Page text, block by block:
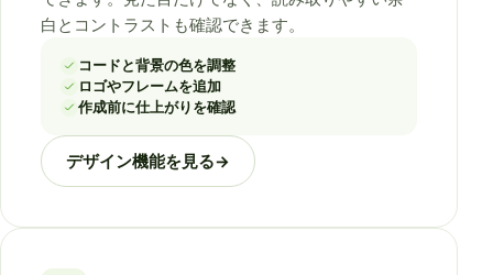
白とコントラストも確認できます。
コードと背景の色を調整
ロゴやフレームを追加
作成前に仕上がりを確認
デザイン機能を見る→